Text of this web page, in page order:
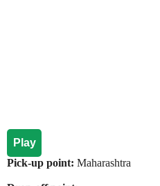
Play
Pick-up point: Maharashtra